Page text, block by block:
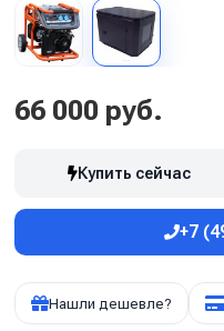
66 000 руб.
Купить сейчас
+7
Нашли дешевле?